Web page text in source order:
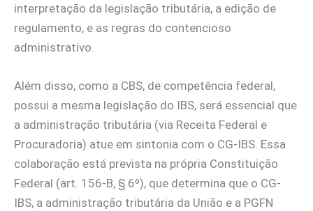
interpretação da legislação tributária, a edição de
regulamento, e as regras do contencioso
administrativo.
Além disso, como a CBS, de competência federal,
possui a mesma legislação do IBS, será essencial que
a administração tributária (via Receita Federal e
Procuradoria) atue em sintonia com o CG-IBS. Essa
colaboração está prevista na própria Constituição
Federal (art. 156-B, § 6º), que determina que o CG-
IBS, a administração tributária da União e a PGFN